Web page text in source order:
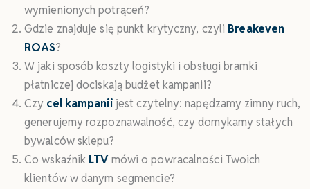
wymienionych potrąceń?
Gdzie znajduje się punkt krytyczny, czyli Breakeven
ROAS?
W jaki sposób koszty logistyki i obsługi bramki
płatniczej dociskają budżet kampanii?
Czy cel kampaniijest czytelny: napędzamy zimny ruch,
generujemy rozpoznawalność, czy domykamy stałych
bywalców sklepu?
Co wskaźnik LTVmówi o powracalności Twoich
klientów w danym segmencie?